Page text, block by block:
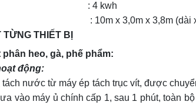
điện : 4 kwh
: 10m x 3,0m x 3,8m (dài x
THIẾT BỊ
heo, gà, phế phẩm:
động:
nước từ máy ép tách trục vít, được
vào máy ủ chính cấp 1, sau 1 phút, toàn